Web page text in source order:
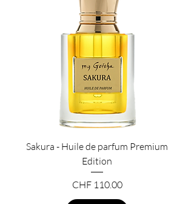
Sakura - Huile de parfum Premium
Edition
Price
CHF 110.00